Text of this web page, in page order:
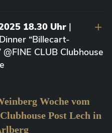
18.30 Uhr |
“Billecart-
CLUB Clubhouse
Woche vom
Post Lech in